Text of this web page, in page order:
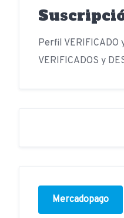
Perfil VERIFICADO
VERIFICADOS y
Mercadopago